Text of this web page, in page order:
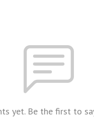
yet. Be the first to